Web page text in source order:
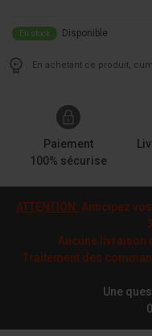
En stock Disponible
En achetant ce produit,
Paiement
100% sécurise
ATTENTION: Anticipez
Aucune livraison
Traitement des
Une